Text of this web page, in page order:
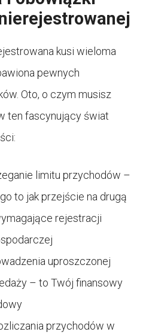
kusi wieloma
pewnych
Oto, o czym musisz
ten fascynujący świat
limitu przychodów –
to jak przejście na drugą
rejestracji
uproszczonej
– to Twój finansowy
przychodów w